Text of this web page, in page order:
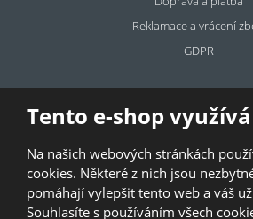
Tento e-shop
Na našich webových stránkách
cookies. Některé z nich jsou
pomáhají vylepšit tento web a váš
Souhlasíte s používáním všech
Reklamace a vrácení
GDPR
Pronájem
prostor
Pronajměte si prostory u
© 2026, Bazalka